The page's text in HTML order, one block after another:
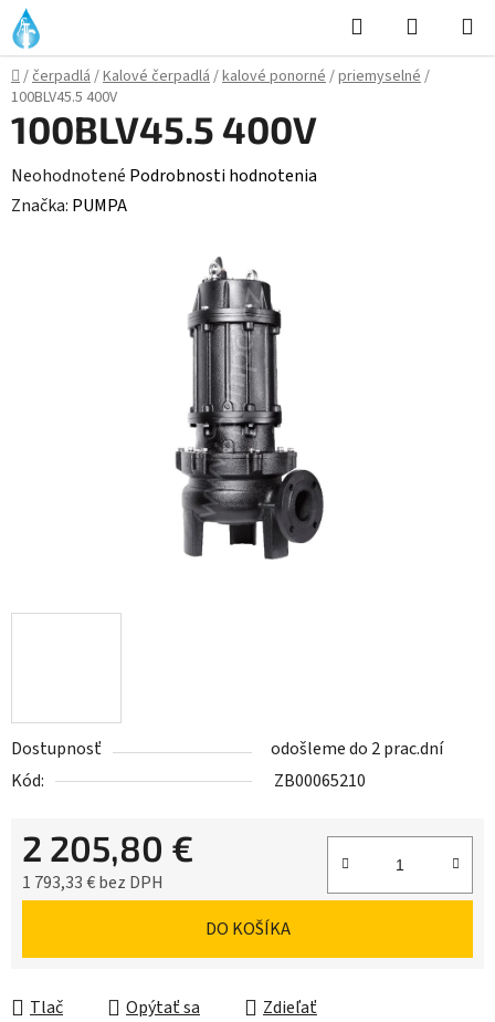
Prejsť
na
obsah
Hľadať
KOŠÍK
Domov
/čerpadlá/Kalové čerpadlá/kalové ponorné/priemyselné/
100BLV45.5 400V
Dostupnosť
odošleme do 2 prac.dní
Kód:
ZB00065210
2 205,80 €
1 793,33 € bez DPH
DO KOŠÍKA
Tlač Opýtať sa Zdieľať
100BLV45.5 400V
Priemerné
hodnotenie
Neohodnotené Podrobnosti hodnotenia
Značka: PUMPA